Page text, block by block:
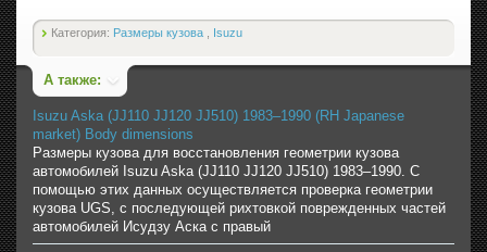
Категория: Размеры кузова Isuzu
А также:
Isuzu Aska (JJ110 JJ120 JJ510) 1983–1990 (RH Japanese
market) Body dimensions
Размеры кузова для восстановления геометрии кузова
автомобилей Isuzu Aska (JJ110 JJ120 JJ510) 1983–1990. С
помощью этих данных осуществляется проверка геометрии
кузова UGS, с последующей рихтовкой поврежденных частей
автомобилей Исудзу Аска с правый